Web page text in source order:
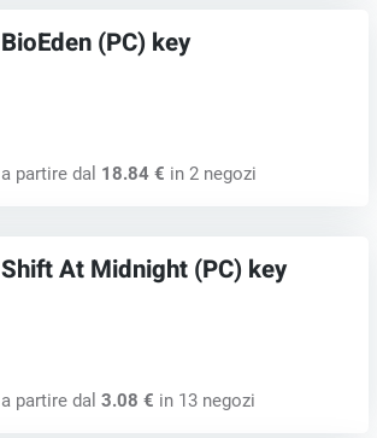
BioEden (PC) key
a partire dal 18.84 € in 2 negozi
Shift At Midnight (PC) key
a partire dal 3.08 € in 13 negozi